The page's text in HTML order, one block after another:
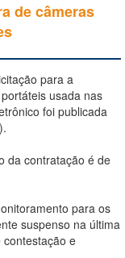
de câmeras
para a
usada nas
foi publicada
da contratação é de
para os
suspenso na última
e